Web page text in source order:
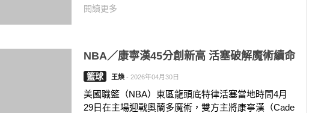
閱讀更多
NBA／康寧漢45分創新高 活塞破解魔術續命
籃球 王煥 - 2026年04月30日
美國職籃（NBA）東區龍頭底特律活塞當地時間4月
29日在主場迎戰奧蘭多魔術，雙方主將康寧漢（Cade